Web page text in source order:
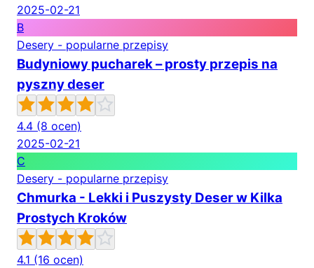
2025-02-21
B
Desery - popularne przepisy
Budyniowy pucharek – prosty przepis na
pyszny deser
4.4 (8 ocen)
2025-02-21
C
Desery - popularne przepisy
Chmurka - Lekki i Puszysty Deser w Kilka
Prostych Kroków
4.1 (16 ocen)